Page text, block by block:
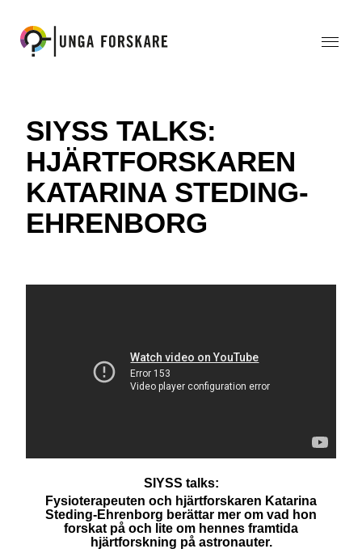
SIYSS TALKS:
HJÄRTFORSKAREN
KATARINA STEDING-
EHRENBORG
SIYSS talks:
Fysioterapeuten och hjärtforskaren Katarina
Steding-Ehrenborg berättar mer om vad hon
forskat på och lite om hennes framtida
hjärtforskning på astronauter.